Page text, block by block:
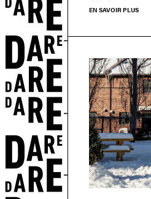
EN SAVOIR PLUS